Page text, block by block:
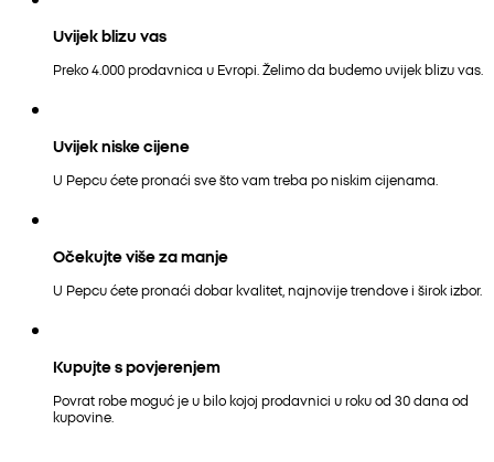
Uvijek blizu vas
Preko 4.000 prodavnica u Evropi. Želimo da budemo uvijek blizu vas.
Uvijek niske cijene
U Pepcu ćete pronaći sve što vam treba po niskim cijenama.
Očekujte više za manje
U Pepcu ćete pronaći dobar kvalitet, najnovije trendove i širok izbor.
Kupujte s povjerenjem
Povrat robe moguć je u bilo kojoj prodavnici u roku od 30 dana od
kupovine.